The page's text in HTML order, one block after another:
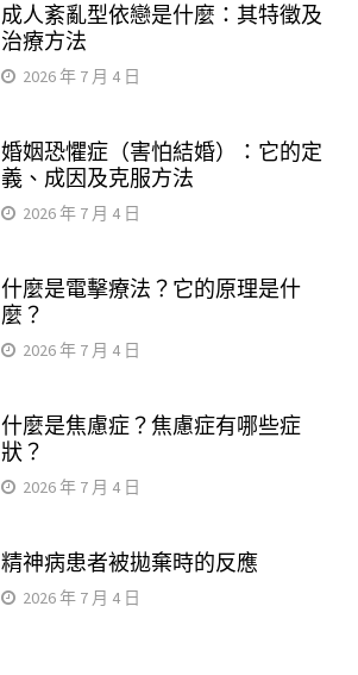
成人紊亂型依戀是什麼：其特徵及
治療方法
2026 年 7 月 4 日
婚姻恐懼症（害怕結婚）：它的定
義、成因及克服方法
2026 年 7 月 4 日
什麼是電擊療法？它的原理是什
麼？
2026 年 7 月 4 日
什麼是焦慮症？焦慮症有哪些症
狀？
2026 年 7 月 4 日
精神病患者被拋棄時的反應
2026 年 7 月 4 日